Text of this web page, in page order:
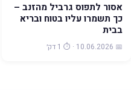
אסור לתפוס גרביל מהזנב –
כך תשמרו עליו בטוח ובריא
בבית
📅 10.06.2026 · ⏱️ 1 דק׳